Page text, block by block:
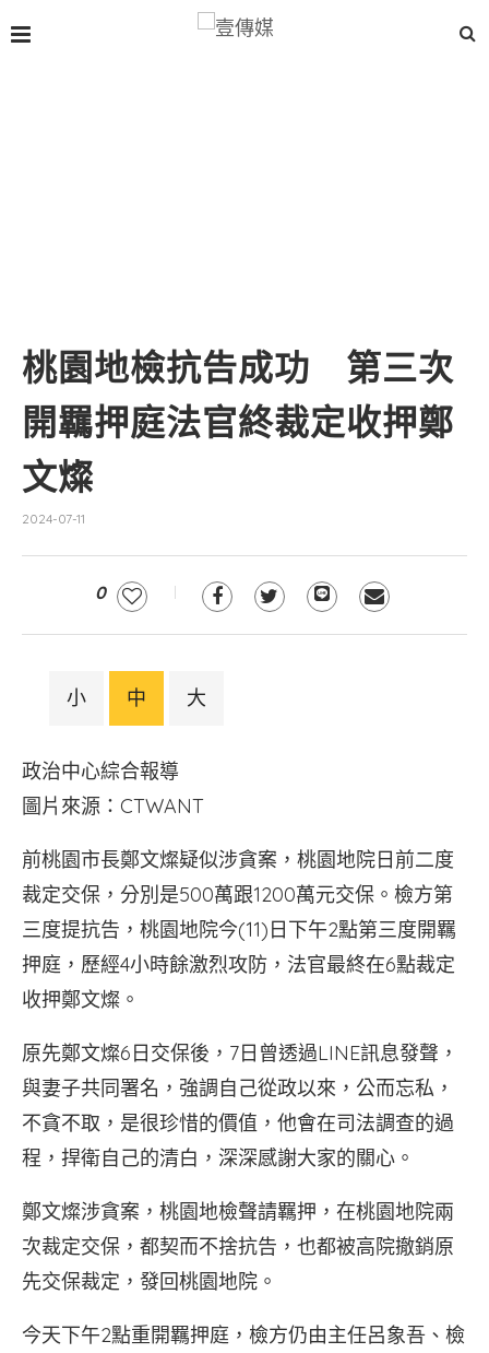
桃園地檢抗告成功 第三次
開羈押庭法官終裁定收押鄭
文燦
2024-07-11
0
小 中 大
政治中心綜合報導
圖片來源：CTWANT
前桃園市長鄭文燦疑似涉貪案，桃園地院日前二度
裁定交保，分別是500萬跟1200萬元交保。檢方第
三度提抗告，桃園地院今(11)日下午2點第三度開羈
押庭，歷經4小時餘激烈攻防，法官最終在6點裁定
收押鄭文燦。
原先鄭文燦6日交保後，7日曾透過LINE訊息發聲，
與妻子共同署名，強調自己從政以來，公而忘私，
不貪不取，是很珍惜的價值，他會在司法調查的過
程，捍衛自己的清白，深深感謝大家的關心。
鄭文燦涉貪案，桃園地檢聲請羈押，在桃園地院兩
次裁定交保，都契而不捨抗告，也都被高院撤銷原
先交保裁定，發回桃園地院。
今天下午2點重開羈押庭，檢方仍由主任呂象吾、檢